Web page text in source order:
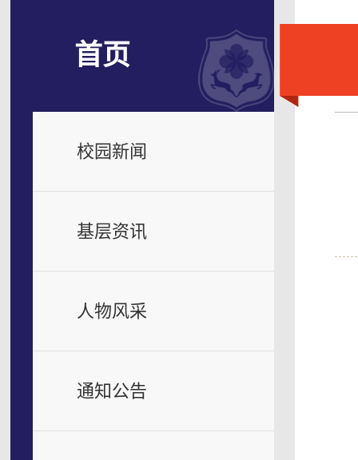
首页
校园新闻
基层资讯
人物风采
通知公告